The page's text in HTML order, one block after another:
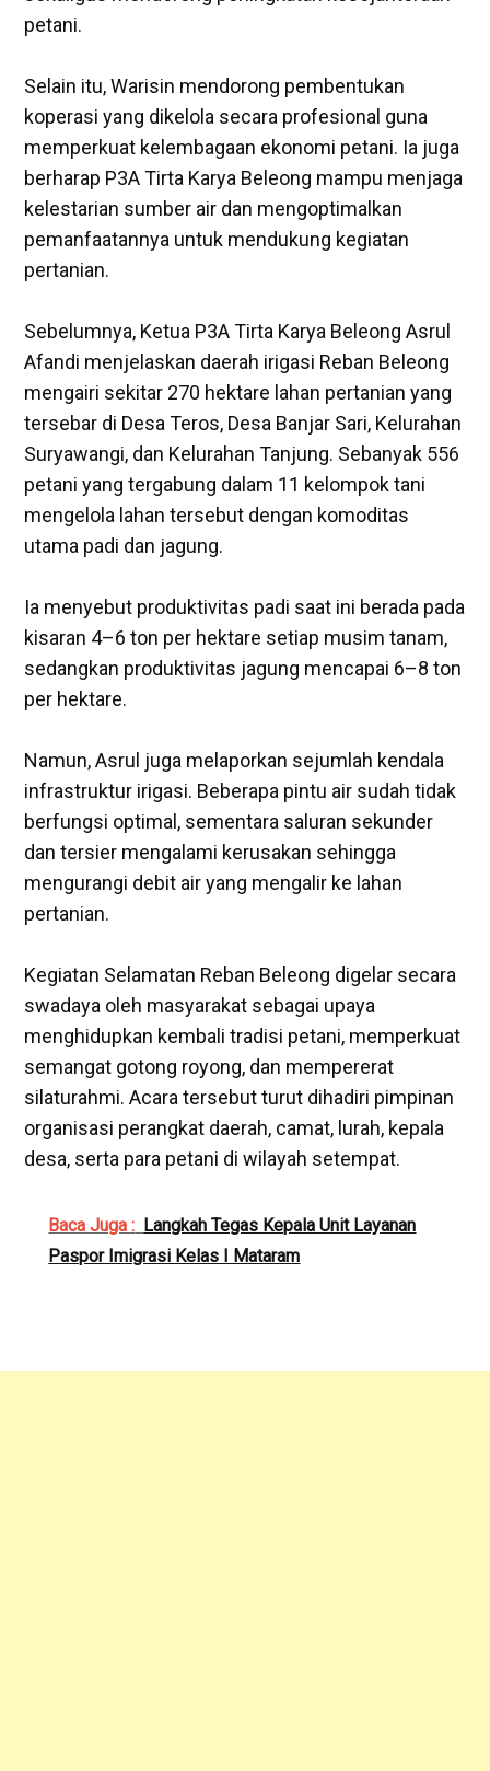
petani.
‎Selain itu, Warisin mendorong pembentukan
koperasi yang dikelola secara profesional guna
memperkuat kelembagaan ekonomi petani. Ia juga
berharap P3A Tirta Karya Beleong mampu menjaga
kelestarian sumber air dan mengoptimalkan
pemanfaatannya untuk mendukung kegiatan
pertanian.
‎Sebelumnya, Ketua P3A Tirta Karya Beleong Asrul
Afandi menjelaskan daerah irigasi Reban Beleong
mengairi sekitar 270 hektare lahan pertanian yang
tersebar di Desa Teros, Desa Banjar Sari, Kelurahan
Suryawangi, dan Kelurahan Tanjung. Sebanyak 556
petani yang tergabung dalam 11 kelompok tani
mengelola lahan tersebut dengan komoditas
utama padi dan jagung.
‎Ia menyebut produktivitas padi saat ini berada pada
kisaran 4–6 ton per hektare setiap musim tanam,
sedangkan produktivitas jagung mencapai 6–8 ton
per hektare.
‎Namun, Asrul juga melaporkan sejumlah kendala
infrastruktur irigasi. Beberapa pintu air sudah tidak
berfungsi optimal, sementara saluran sekunder
dan tersier mengalami kerusakan sehingga
mengurangi debit air yang mengalir ke lahan
pertanian.
‎Kegiatan Selamatan Reban Beleong digelar secara
swadaya oleh masyarakat sebagai upaya
menghidupkan kembali tradisi petani, memperkuat
semangat gotong royong, dan mempererat
silaturahmi. Acara tersebut turut dihadiri pimpinan
organisasi perangkat daerah, camat, lurah, kepala
desa, serta para petani di wilayah setempat.
Baca Juga : Langkah Tegas Kepala Unit Layanan
Paspor Imigrasi Kelas I Mataram